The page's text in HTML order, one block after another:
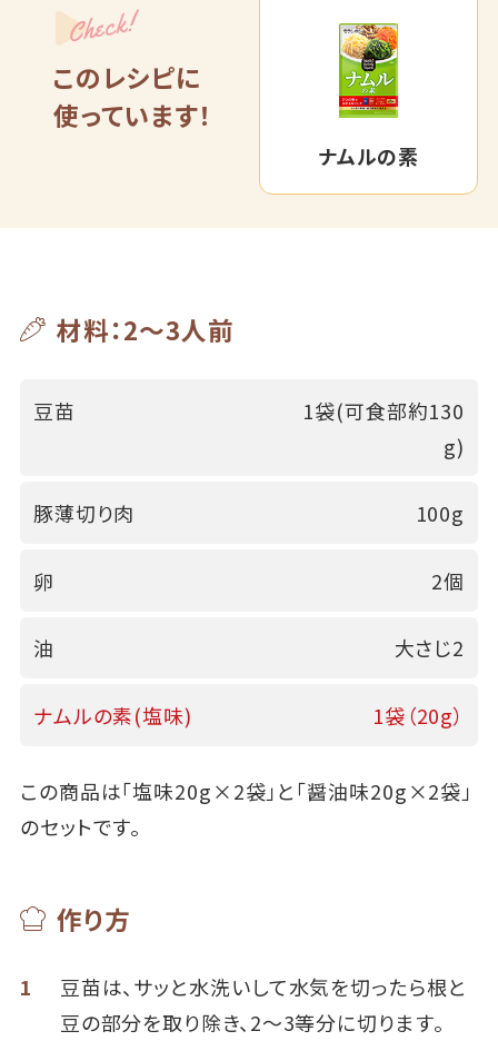
Check!
このレシピに
使っています！
ナムルの素
材料：2～3人前
豆苗
1袋(可食部約130
g)
豚薄切り肉 100g
卵 2個
油 大さじ2
ナムルの素(塩味) 1袋（20g）
この商品は「塩味20g×2袋」と「醤油味20g×2袋」
のセットです。
作り方
1
豆苗は、サッと水洗いして水気を切ったら根と
豆の部分を取り除き、2～3等分に切ります。